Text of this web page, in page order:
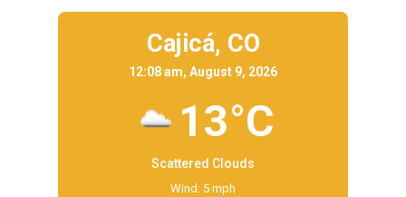
Cajicá, CO
12:08 am, August 9, 2026
13°C
Scattered Clouds
Wind: 5 mph